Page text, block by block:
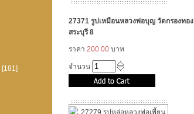
[181]
27371 รูปเหมือนหลวงพ่อบุญ วัดกรองทอง
สระบุรี 8
ราคา 200.00 บาท
จำนวน